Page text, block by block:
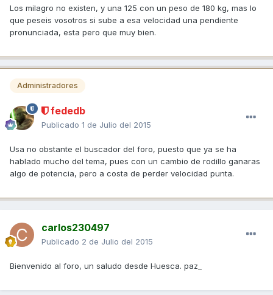
Los milagro no existen, y una 125 con un peso de 180 kg, mas lo
que peseis vosotros si sube a esa velocidad una pendiente
pronunciada, esta pero que muy bien.
Administradores
fededb
Publicado 1 de Julio del 2015
Usa no obstante el buscador del foro, puesto que ya se ha
hablado mucho del tema, pues con un cambio de rodillo ganaras
algo de potencia, pero a costa de perder velocidad punta.
carlos230497
Publicado 2 de Julio del 2015
Bienvenido al foro, un saludo desde Huesca. paz_